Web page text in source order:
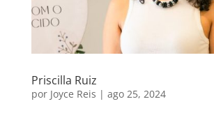
Priscilla Ruiz
por Joyce Reis | ago 25, 2024